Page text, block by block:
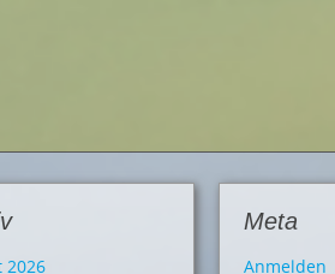
2026
Meta
Anmelden